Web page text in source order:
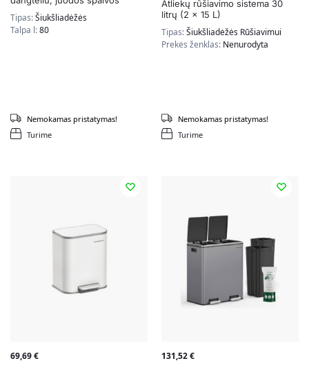
Tipas:Šiukšliadėžės
Talpa l:80
Turime
Nemokamas pristatymas!
Atliekų rūšiavimo sistema 30
litrų (2 x 15 L)
Tipas:Šiukšliadėžės Rūšiavimui
Prekės ženklas: Nenurodyta
Turime
Nemokamas pristatymas!
69,69€ 131,52€